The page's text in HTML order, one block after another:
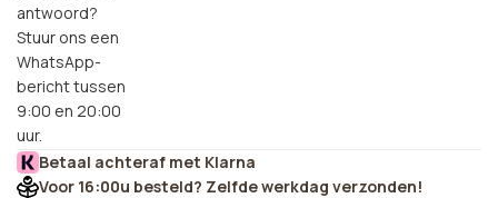
antwoord?
Stuur ons een
WhatsApp-
bericht tussen
9:00 en 20:00
uur.
Betaal achteraf met Klarna
Voor 16:00u besteld? Zelfde werkdag verzonden!